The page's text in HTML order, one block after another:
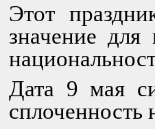
Этот
значение
Дата 9 мая
сплоченность